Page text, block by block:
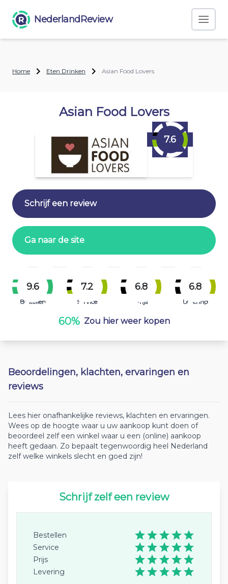
NederlandReview
Home Eten Drinken Asian Food Lovers
Asian Food Lovers
7.6
Schrijf een review
Ga naar de site
9.6
Bestellen
7.2
Service
6.8
Prijs
6.8
Levering
60% Zou hier weer kopen
Beoordelingen, klachten, ervaringen en
reviews
Lees hier onafhankelijke reviews, klachten en ervaringen.
Wees op de hoogte waar u uw aankoop kunt doen of
beoordeel zelf een winkel waar u een (online) aankoop
heeft gedaan. Zo bepaalt tegenwoordig heel Nederland
zelf welke winkels slecht en goed zijn!
Schrijf zelf een review
Bestellen
Service
Prijs
Levering